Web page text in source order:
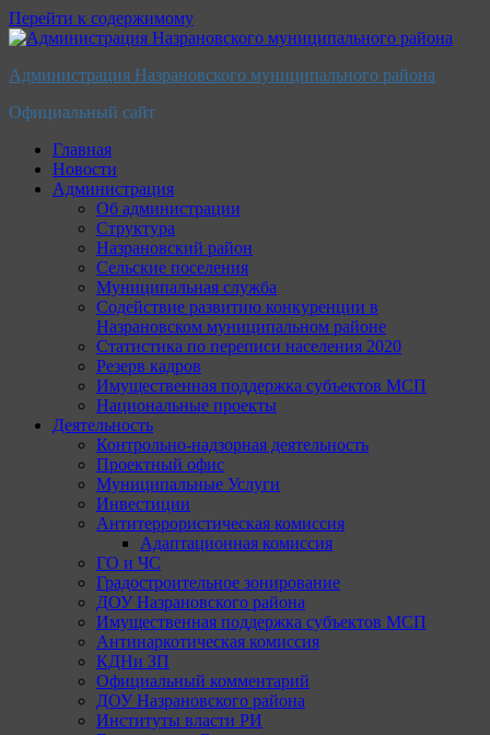
Перейти к содержимому
Администрация Назрановского муниципального района
Официальный сайт
Главная
Новости
Администрация
Об администрации
Структура
Назрановский район
Сельские поселения
Муниципальная служба
Содействие развитию конкуренции в
Назрановском муниципальном районе
Статистика по переписи населения 2020
Резерв кадров
Имущественная поддержка субъектов МСП
Национальные проекты
Деятельность
Контрольно-надзорная деятельность
Проектный офис
Муниципальные Услуги
Инвестиции
Антитеррористическая комиссия
Адаптационная комиссия
ГО и ЧС
Градостроительное зонирование
ДОУ Назрановского района
Имущественная поддержка субъектов МСП
Антинаркотическая комиссия
КДНи ЗП
Официальный комментарий
ДОУ Назрановского района
Институты власти РИ